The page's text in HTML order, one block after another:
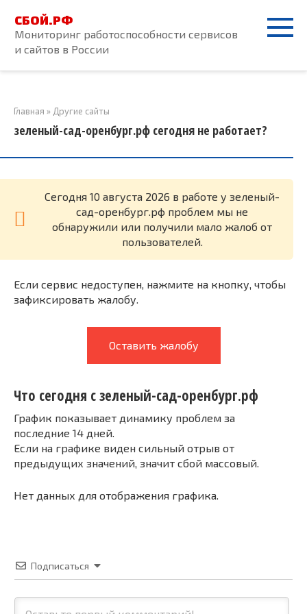
контенту
СБОЙ.РФ
Мониторинг работоспособности сервисов
и сайтов в России
Главная » Другие сайты
зеленый-сад-оренбург.рф сегодня не работает?
Cегодня 10 августа 2026 в работе у зеленый-
сад-оренбург.рф проблем мы не
обнаружили или получили мало жалоб от
пользователей.
Если сервис недоступен, нажмите на кнопку, чтобы
зафиксировать жалобу.
Оставить жалобу
Что сегодня с зеленый-сад-оренбург.рф
График показывает динамику проблем за
последние 14 дней.
Если на графике виден сильный отрыв от
предыдущих значений, значит сбой массовый.
Нет данных для отображения графика.
Подписаться